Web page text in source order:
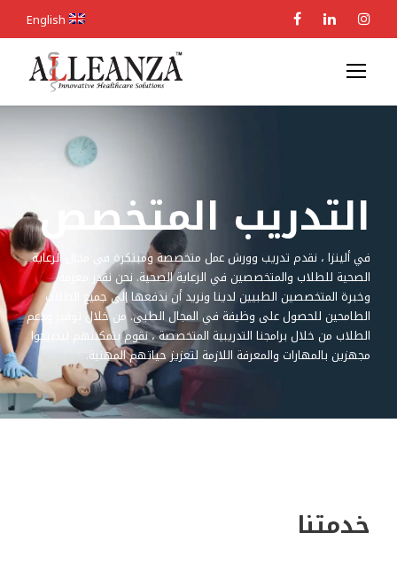
English
التدريب المتخصص
في ألينزا ، نقدم تدريب وورش عمل متخصصة ومبتكرة في مجال الرعاية
الصحية للطلاب والمتخصصين في الرعاية الصحية. نحن نقدر معرفة
وخبرة المتخصصين الطبيين لدينا ونريد أن ندفعها إلى جميع الطلاب
الطامحين للحصول على وظيفة في المجال الطبي. من خلال توفير ودعم
الطلاب من خلال برامجنا التدريبية المتخصصة ، نقوم بتمكينهم ليصبحوا
مجهزين بالمهارات والمعرفة اللازمة لتعزيز حياتهم المهنية.
خدمتنا